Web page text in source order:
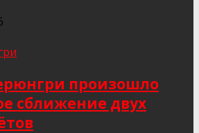
произошло
сближение двух